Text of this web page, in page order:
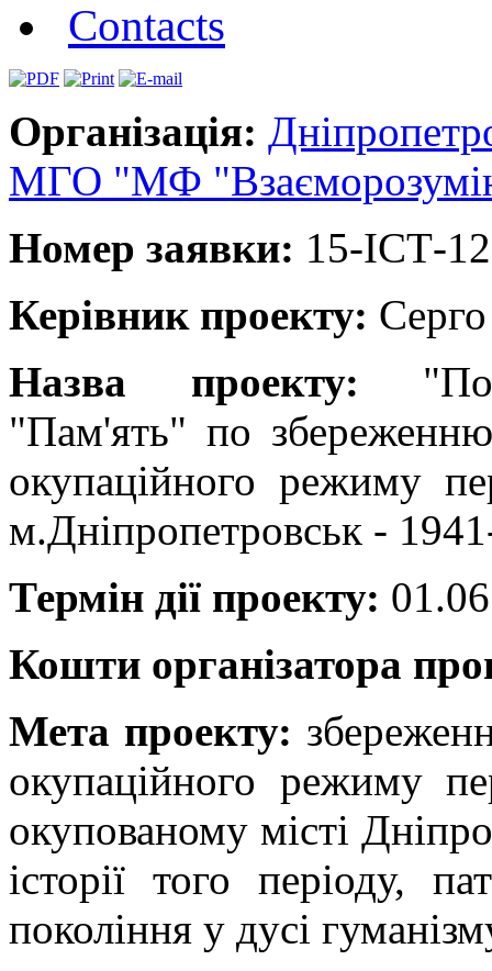
Contacts
Організація:
МГО "МФ
Номер заявки: 15-ІСТ-12
Керівник проекту:
Назва проекту:
"Пам'ять" по
окупаційного режиму
м.Дніпропетровськ -
Термін дії проекту:
Кошти організатора
Мета проекту:
окупаційного режиму
окупованому місті
історії того періоду,
покоління у дусі